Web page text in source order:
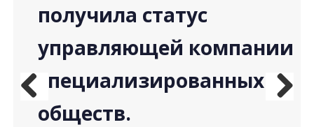
получила статус
управляющей компании
специализированных
обществ.
Previ